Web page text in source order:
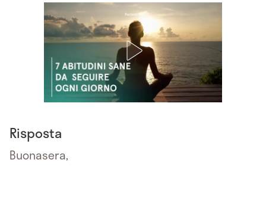
Risposta
Buonasera,